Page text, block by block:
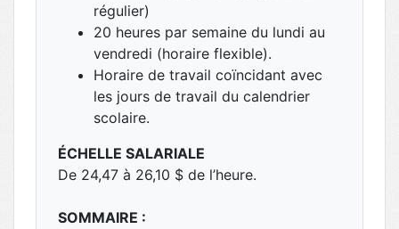
régulier)
20 heures par semaine du lundi au
vendredi (horaire flexible).
Horaire de travail coïncidant avec
les jours de travail du calendrier
scolaire.
ÉCHELLE SALARIALE
De 24,47 à 26,10 $ de l’heure.
SOMMAIRE :